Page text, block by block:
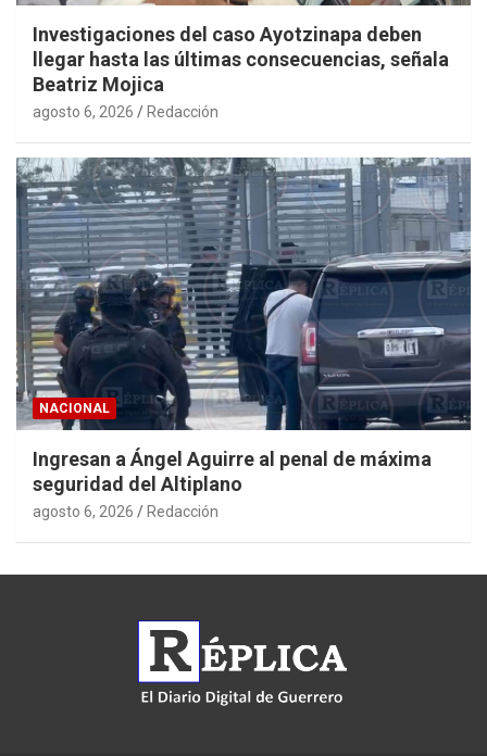
Investigaciones del caso Ayotzinapa deben
llegar hasta las últimas consecuencias, señala
Beatriz Mojica
agosto 6, 2026 Redacción
NACIONAL
Ingresan a Ángel Aguirre al penal de máxima
seguridad del Altiplano
agosto 6, 2026 Redacción